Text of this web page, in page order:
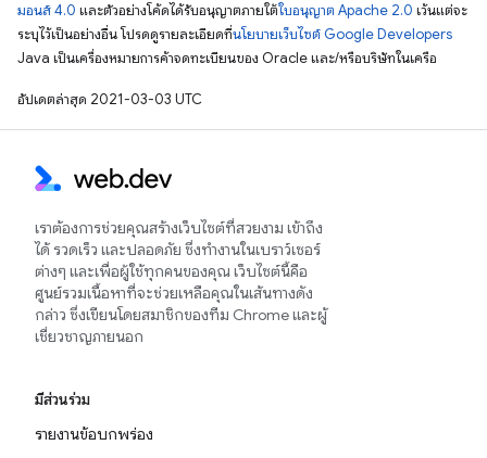
มอนส์ 4.0 และตัวอย่างโค้ดได้รับอนุญาตภายใต้ใบอนุญาต Apache 2.0 เว้นแต่จะ
ระบุไว้เป็นอย่างอื่น โปรดดูรายละเอียดที่นโยบายเว็บไซต์ Google Developers
Java เป็นเครื่องหมายการค้าจดทะเบียนของ Oracle และ/หรือบริษัทในเครือ
อัปเดตล่าสุด 2021-03-03 UTC
เราต้องการช่วยคุณสร้างเว็บไซต์ที่สวยงาม เข้าถึง
ได้ รวดเร็ว และปลอดภัย ซึ่งทำงานในเบราว์เซอร์
ต่างๆ และเพื่อผู้ใช้ทุกคนของคุณ เว็บไซต์นี้คือ
ศูนย์รวมเนื้อหาที่จะช่วยเหลือคุณในเส้นทางดัง
กล่าว ซึ่งเขียนโดยสมาชิกของทีม Chrome และผู้
เชี่ยวชาญภายนอก
มีส่วนร่วม
รายงานข้อบกพร่อง